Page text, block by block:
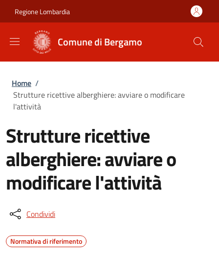
Regione Lombardia
Comune di Bergamo
Briciole di pane
Home /
Strutture ricettive alberghiere: avviare o modificare
l'attività
Strutture ricettive
alberghiere: avviare o
modificare l'attività
Condividi
Normativa di riferimento